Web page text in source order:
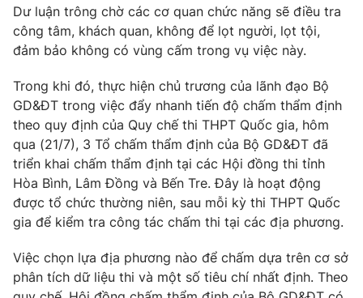
Giải sao mai
Sao
Làm đẹp
Chất lượng cuộc sống
Giáo dục
Tuyển sinh
Công nghệ
Hitech Công nghệ tương lai
Sản phẩm
Thị trường
Tư vấn
Giao lưu trực tuyến
Lịch phát sóng
Chuyên mục khác
Photo Infographic
Dư luận trông chờ các cơ quan chức năng sẽ điều tra
công tâm, khách quan, không để lọt người, lọt tội,
đảm bảo không có vùng cấm trong vụ việc này.
Trong khi đó, thực hiện chủ trương của lãnh đạo Bộ
GD&ĐT trong việc đẩy nhanh tiến độ chấm thẩm định
theo quy định của Quy chế thi THPT Quốc gia, hôm
qua (21/7), 3 Tổ chấm thẩm định của Bộ GD&ĐT đã
triển khai chấm thẩm định tại các Hội đồng thi tỉnh
Hòa Bình, Lâm Đồng và Bến Tre. Đây là hoạt động
được tổ chức thường niên, sau mỗi kỳ thi THPT Quốc
gia để kiểm tra công tác chấm thi tại các địa phương.
Việc chọn lựa địa phương nào để chấm dựa trên cơ sở
phân tích dữ liệu thi và một số tiêu chí nhất định. Theo